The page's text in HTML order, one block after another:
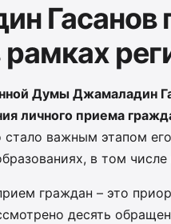
Гасанов
Думы Джамаладин
личного приема
стало важным этапом
в том
граждан – это
десять